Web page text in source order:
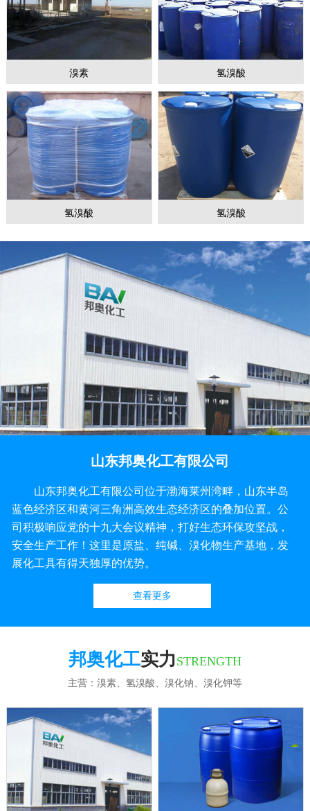
溴素 氢溴酸
氢溴酸 氢溴酸
山东邦奥化工有限公司
山东邦奥化工有限公司位于渤海莱州湾畔，山东半岛
蓝色经济区和黄河三角洲高效生态经济区的叠加位置。公
司积极响应党的十九大会议精神，打好生态环保攻坚战，
安全生产工作！这里是原盐、纯碱、溴化物生产基地，发
展化工具有得天独厚的优势。
查看更多
邦奥化工实力STRENGTH
主营：溴素、氢溴酸、溴化钠、溴化钾等